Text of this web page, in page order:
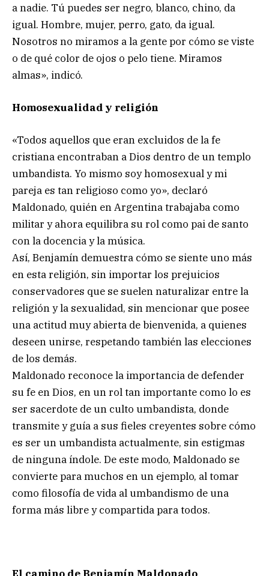
a nadie. Tú puedes ser negro, blanco, chino, da
igual. Hombre, mujer, perro, gato, da igual.
Nosotros no miramos a la gente por cómo se viste
o de qué color de ojos o pelo tiene. Miramos
almas», indicó.
Homosexualidad y religión
«Todos aquellos que eran excluidos de la fe
cristiana encontraban a Dios dentro de un templo
umbandista. Yo mismo soy homosexual y mi
pareja es tan religioso como yo», declaró
Maldonado, quién en Argentina trabajaba como
militar y ahora equilibra su rol como pai de santo
con la docencia y la música.
Así, Benjamín demuestra cómo se siente uno más
en esta religión, sin importar los prejuicios
conservadores que se suelen naturalizar entre la
religión y la sexualidad, sin mencionar que posee
una actitud muy abierta de bienvenida, a quienes
deseen unirse, respetando también las elecciones
de los demás.
Maldonado reconoce la importancia de defender
su fe en Dios, en un rol tan importante como lo es
ser sacerdote de un culto umbandista, donde
transmite y guía a sus fieles creyentes sobre cómo
es ser un umbandista actualmente, sin estigmas
de ninguna índole. De este modo, Maldonado se
convierte para muchos en un ejemplo, al tomar
como filosofía de vida al umbandismo de una
forma más libre y compartida para todos.